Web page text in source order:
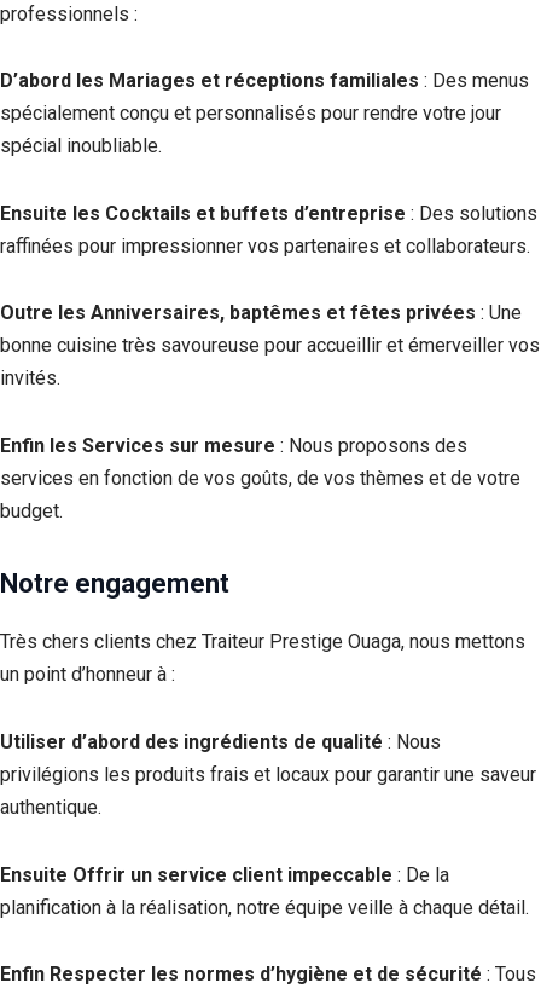
professionnels :
D’abord les Mariages et réceptions familiales : Des menus
spécialement conçu et personnalisés pour rendre votre jour
spécial inoubliable.
Ensuite les Cocktails et buffets d’entreprise : Des solutions
raffinées pour impressionner vos partenaires et collaborateurs.
Outre les Anniversaires, baptêmes et fêtes privées : Une
bonne cuisine très savoureuse pour accueillir et émerveiller vos
invités.
Enfin les Services sur mesure : Nous proposons des
services en fonction de vos goûts, de vos thèmes et de votre
budget.
Notre engagement
Très chers clients chez Traiteur Prestige Ouaga, nous mettons
un point d’honneur à :
Utiliser d’abord des ingrédients de qualité : Nous
privilégions les produits frais et locaux pour garantir une saveur
authentique.
Ensuite Offrir un service client impeccable : De la
planification à la réalisation, notre équipe veille à chaque détail.
Enfin Respecter les normes d’hygiène et de sécurité : Tous